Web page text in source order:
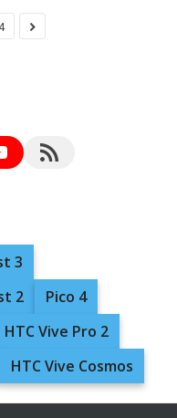
RSS Feed
3
2
Pico 4
HTC Vive Pro 2
HTC Vive Cosmos